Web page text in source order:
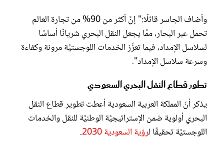
وأضاف الجاسر قائلًا:" إنَّ أكثر من 90% من تجارة العالم
تحمل عبر البحار، ممَّا يجعل النقل البحري شريانًا أساسًا
لسلاسل الإمداد، فيما تعزِّز الخدمات اللوجستيَّة مرونة وكفاءة
وسرعة سلاسل الإمداد".
تطور قطاع النقل البحري السعودي
يذكر أنّ المملكة العربية السعودية أعطت تطوير قطاع النقل
البحري أولوية ضمن الإستراتيجيَّة الوطنيَّة للنقل والخدمات
اللوجستيَّة تحقيقًا لرؤية السعودية 2030
.